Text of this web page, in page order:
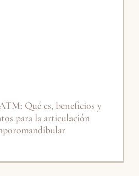
Qué es, beneficios y
para la articulación